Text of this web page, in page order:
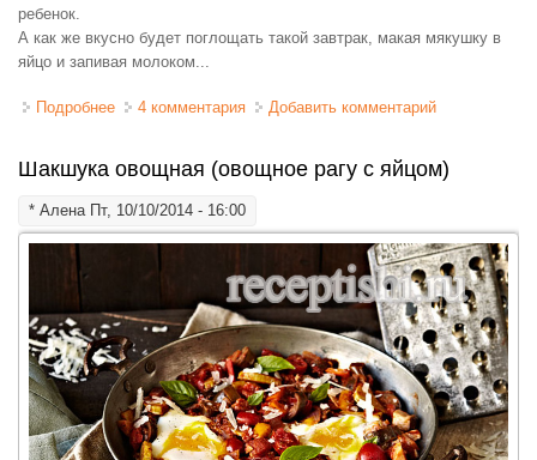
ребенок.
А как же вкусно будет поглощать такой завтрак, макая мякушку в
яйцо и запивая молоком...
Подробнее о Яйцо, запеченное в булке
4 комментария Добавить комментарий
Шакшука овощная (овощное рагу с яйцом)
* АленаПт, 10/10/2014 - 16:00